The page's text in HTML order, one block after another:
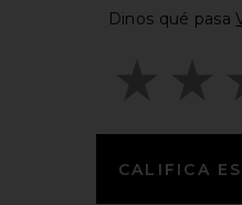
Dinos qué pasa
CALIFICA